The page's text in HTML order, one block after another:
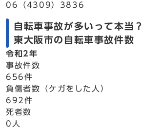
06（4309）3836
自転車事故が多いって本当？
東大阪市の自転車事故件数
令和2年
事故件数
656件
負傷者数（ケガをした人）
692件
死者数
0人